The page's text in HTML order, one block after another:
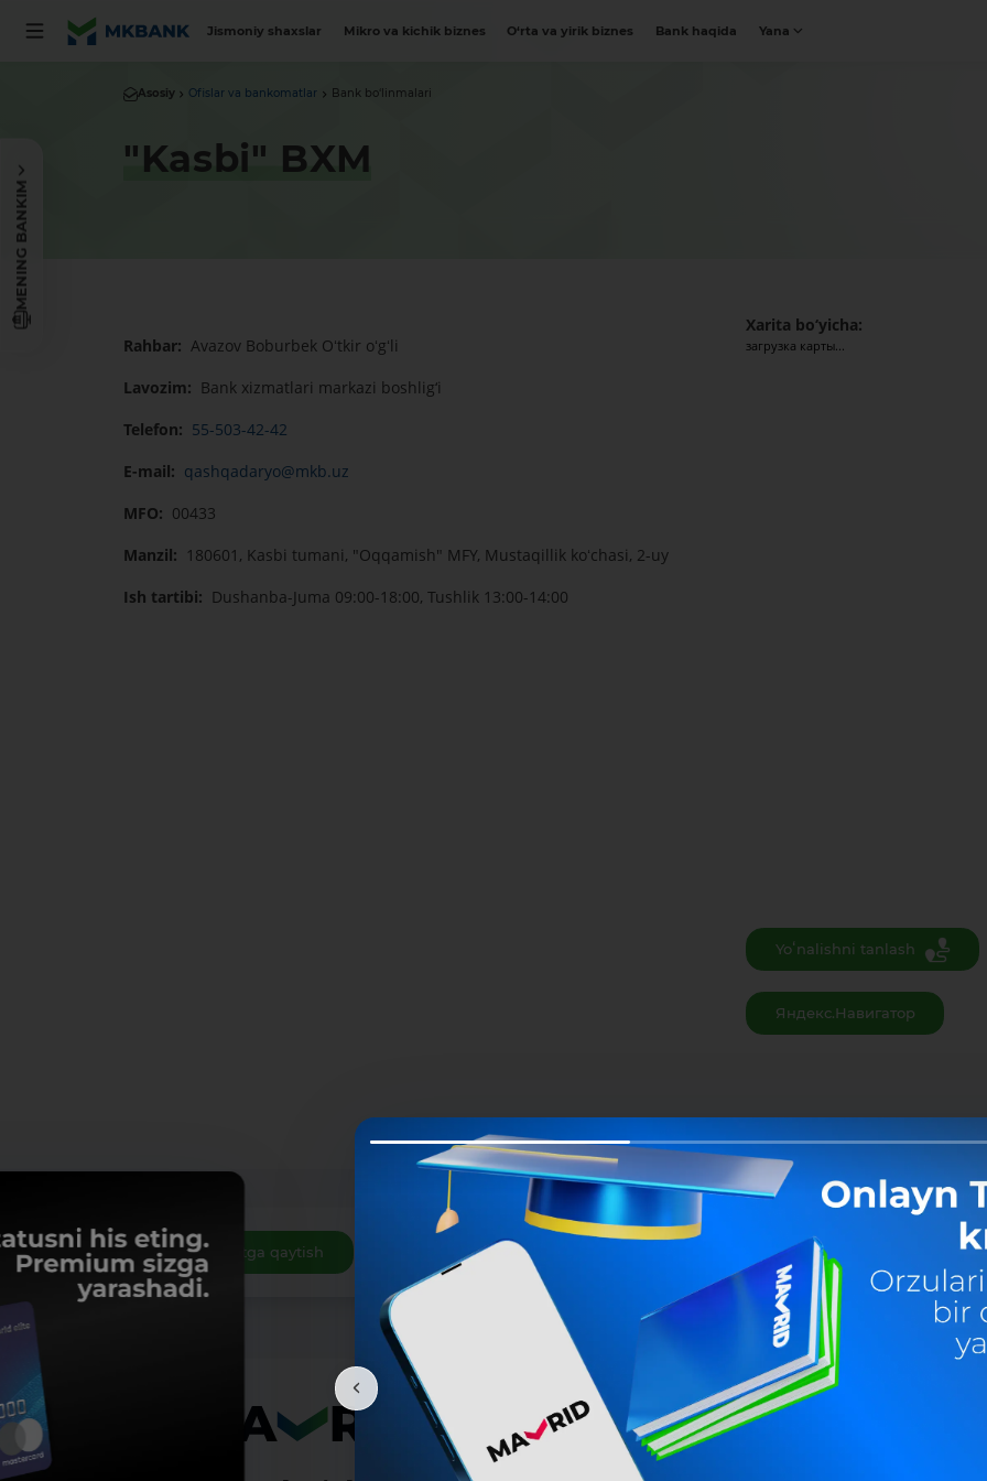
Jismoniy shaxslar Mikro va kichik biznes O‘rta va yirik biznes Bank haqida Yana
MENING BANKIM
Asosiy Ofislar va bankomatlar Bank bo‘linmalari
"Kasbi" BXM
Rahbar: Avazov Boburbek Oʻtkir oʻgʻli
Lavozim: Bank xizmatlari markazi boshlig‘i
Telefon: 55-503-42-42
E-mail: qashqadaryo@mkb.uz
MFO: 00433
Manzil: 180601, Kasbi tumani, "Oqqamish" MFY, Mustaqillik koʻchasi, 2-uy
Ish tartibi: Dushanba-Juma 09:00-18:00, Tushlik 13:00-14:00
Xarita bo‘yicha:
загрузка карты...
Yoʻnalishni tanlash
Яндекс.Навигатор
Roʻyxatga qaytish Ulashish: